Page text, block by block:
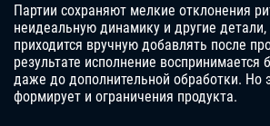
Партии сохраняют мелкие отклонения
неидеальную динамику и другие
приходится вручную добавлять после
результате исполнение воспринимается
даже до дополнительной обработки. Но
формирует и ограничения продукта.